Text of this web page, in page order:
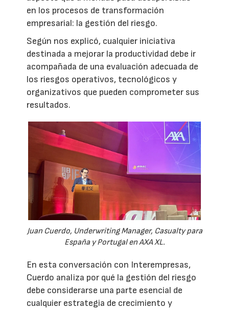
en los procesos de transformación
empresarial: la gestión del riesgo.
Según nos explicó, cualquier iniciativa
destinada a mejorar la productividad debe ir
acompañada de una evaluación adecuada de
los riesgos operativos, tecnológicos y
organizativos que pueden comprometer sus
resultados.
Juan Cuerdo, Underwriting Manager, Casualty para
España y Portugal en AXA XL.
En esta conversación con Interempresas,
Cuerdo analiza por qué la gestión del riesgo
debe considerarse una parte esencial de
cualquier estrategia de crecimiento y